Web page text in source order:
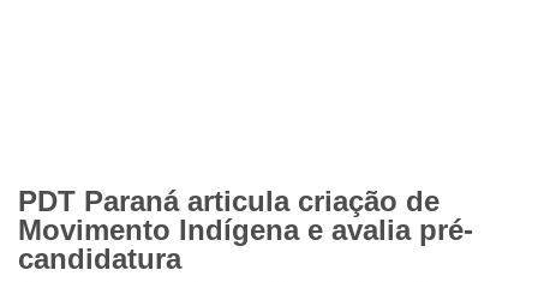
PDT Paraná articula criação de
Movimento Indígena e avalia pré-
candidatura